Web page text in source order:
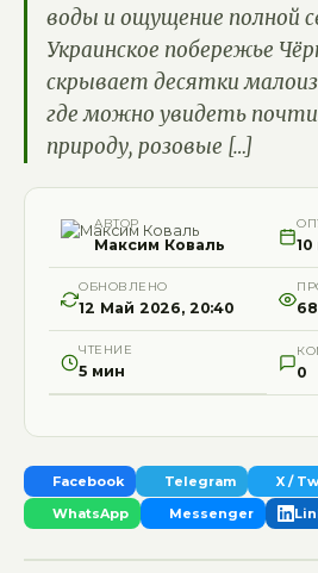
воды и ощущение полной
Украинское побережье
скрывает десятки
где можно увидеть
природу, розовые […]
АВТОР
Максим Коваль 10
ОБНОВЛЕНО
12 Май 2026, 20:40
ЧТЕНИЕ
5 мин 0
Facebook Telegram X /
WhatsApp
Messenger